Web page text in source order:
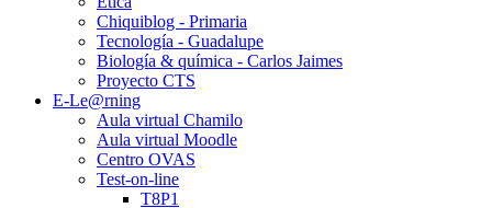
Chiquiblog - Primaria
Tecnología - Guadalupe
Biología & química - Carlos Jaimes
Proyecto CTS
E-Le@rning
Aula virtual Chamilo
Aula virtual Moodle
Centro OVAS
Test-on-line
T8P1